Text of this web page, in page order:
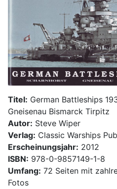
Titel: German Battleships
Gneisenau Bismarck Tirpitz
Autor: Steve Wiper
Verlag: Classic Warships
Erscheinungsjahr: 2012
ISBN: 978-0-9857149-1-8
Umfang: 72 Seiten mit
Fotos